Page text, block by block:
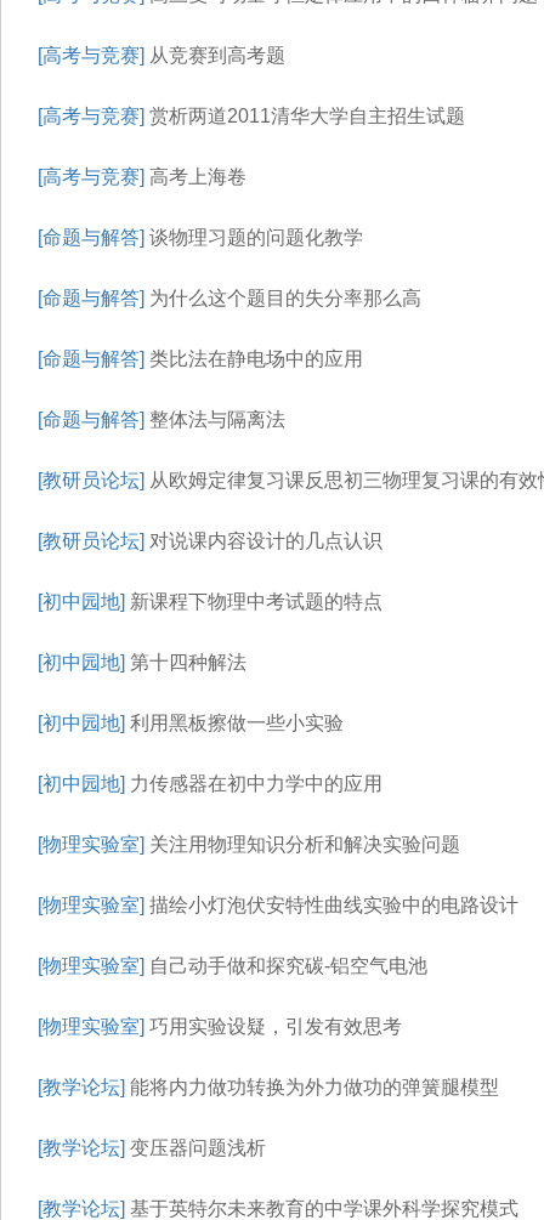
[高考与竞赛] 从竞赛到高考题
[高考与竞赛] 赏析两道2011清华大学自主招生试题
[高考与竞赛] 高考上海卷
[命题与解答] 谈物理习题的问题化教学
[命题与解答] 为什么这个题目的失分率那么高
[命题与解答] 类比法在静电场中的应用
[命题与解答] 整体法与隔离法
[教研员论坛] 从欧姆定律复习课反思初三物理复习课的有效
[教研员论坛] 对说课内容设计的几点认识
[初中园地] 新课程下物理中考试题的特点
[初中园地] 第十四种解法
[初中园地] 利用黑板擦做一些小实验
[初中园地] 力传感器在初中力学中的应用
[物理实验室] 关注用物理知识分析和解决实验问题
[物理实验室] 描绘小灯泡伏安特性曲线实验中的电路设计
[物理实验室] 自己动手做和探究碳-铝空气电池
[物理实验室] 巧用实验设疑，引发有效思考
[教学论坛] 能将内力做功转换为外力做功的弹簧腿模型
[教学论坛] 变压器问题浅析
[教学论坛] 基于英特尔未来教育的中学课外科学探究模式